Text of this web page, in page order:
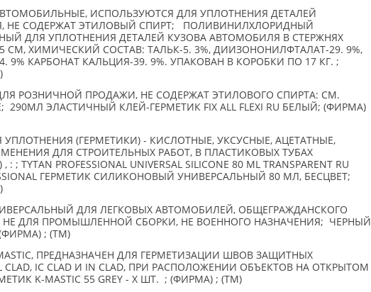
ИСПОЛЬЗУЮТСЯ ДЛЯ УПЛОТНЕНИЯ ДЕТАЛЕЙ
НЕ СОДЕРЖАТ ЭТИЛОВЫЙ СПИРТ; ПОЛИВИНИЛХЛОРИДНЫЙ
ДЛЯ УПЛОТНЕНИЯ ДЕТАЛЕЙ КУЗОВА АВТОМОБИЛЯ В СТЕРЖНЯХ
СМ, ХИМИЧЕСКИЙ СОСТАВ: ТАЛЬК-5. 3%, ДИИЗОНОНИЛФТАЛАТ-29. 9%,
9% КАРБОНАТ КАЛЬЦИЯ-39. 9%. УПАКОВАН В КОРОБКИ ПО 17 КГ. ;
РОЗНИЧНОЙ ПРОДАЖИ, НЕ СОДЕРЖАТ ЭТИЛОВОГО СПИРТА: СМ.
ЭЛАСТИЧНЫЙ КЛЕЙ-ГЕРМЕТИК FIX ALL FLEXI RU БЕЛЫЙ; (ФИРМА)
УПЛОТНЕНИЯ (ГЕРМЕТИКИ) - КИСЛОТНЫЕ, УКСУСНЫЕ, АЦЕТАТНЫЕ,
ДЛЯ СТРОИТЕЛЬНЫХ РАБОТ, В ПЛАСТИКОВЫХ ТУБАХ
; TYTAN PROFESSIONAL UNIVERSAL SILICONE 80 ML TRANSPARENT RU
ГЕРМЕТИК СИЛИКОНОВЫЙ УНИВЕРСАЛЬНЫЙ 80 МЛ, БЕСЦВЕТ;
ДЛЯ ЛЕГКОВЫХ АВТОМОБИЛЕЙ, ОБЩЕГРАЖДАНСКОГО
НЕ ДЛЯ ПРОМЫШЛЕННОЙ СБОРКИ, НЕ ВОЕННОГО НАЗНАЧЕНИЯ; ЧЕРНЫЙ
; (TM)
ПРЕДНАЗНАЧЕН ДЛЯ ГЕРМЕТИЗАЦИИ ШВОВ ЗАЩИТНЫХ
IC CLAD И IN CLAD, ПРИ РАСПОЛОЖЕНИИ ОБЪЕКТОВ НА ОТКРЫТОМ
K-MASTIC 55 GREY - X ШТ. ; (ФИРМА) ; (TM)